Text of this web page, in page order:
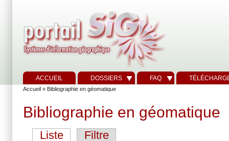
ACCUEIL DOSSIERS FAQ
Accueil » Bibliographie en géomatique
Bibliographie en géomatique
Liste Filtre